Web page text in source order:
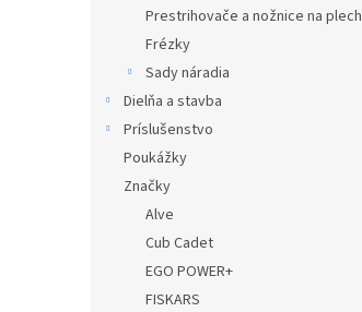
Prestrihovače a nožnice na plech
Frézky
Sady náradia
Dielňa a stavba
Príslušenstvo
Poukážky
Značky
Alve
Cub Cadet
EGO POWER+
FISKARS